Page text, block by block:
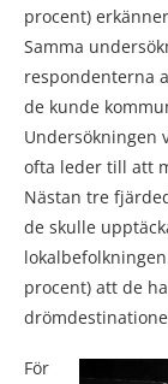
procent)
Samma
respondenterna
de kunde
Undersökningen
ofta leder till att
Nästan tre
de skulle
procent) att de
För